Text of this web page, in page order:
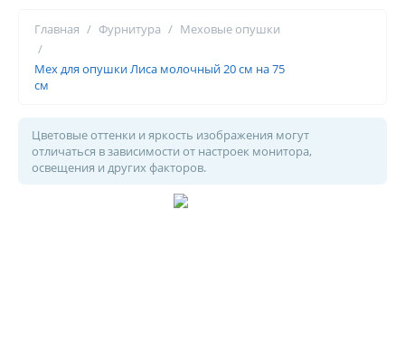
Главная / Фурнитура / Меховые опушки
/
Мех для опушки Лиса молочный 20 см на 75
см
Цветовые оттенки и яркость изображения могут
отличаться в зависимости от настроек монитора,
освещения и других факторов.